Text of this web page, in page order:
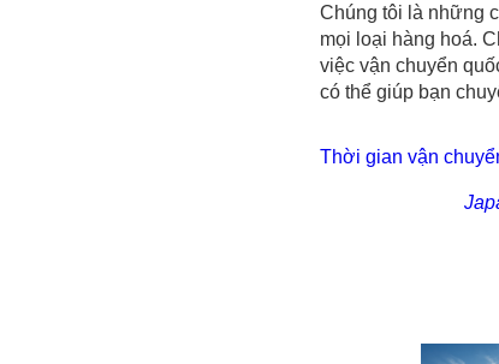
Chúng tôi là những
mọi loại hàng hoá.
việc vận chuyển
có thể giúp bạn
Thời gian vận